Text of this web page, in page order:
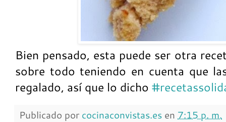
Bien pensado, esta puede ser otra
sobre todo teniendo en cuenta que
regalado, así que lo dicho
Publicado por cocinaconvistas.es en 7:15 p. m.